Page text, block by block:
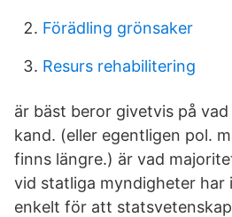
Förädling grönsaker
Resurs rehabilitering
är bäst beror givetvis på
kand. (eller egentligen pol.
finns längre.) är vad
vid statliga myndigheter har
enkelt för att